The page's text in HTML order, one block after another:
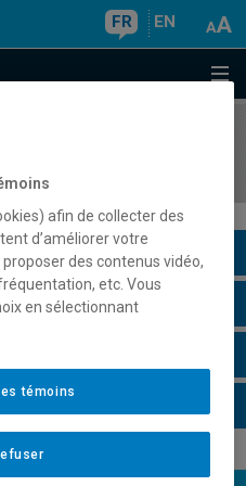
FR EN
afin de collecter des
d’améliorer votre
des contenus vidéo,
etc. Vous
en sélectionnant
témoins